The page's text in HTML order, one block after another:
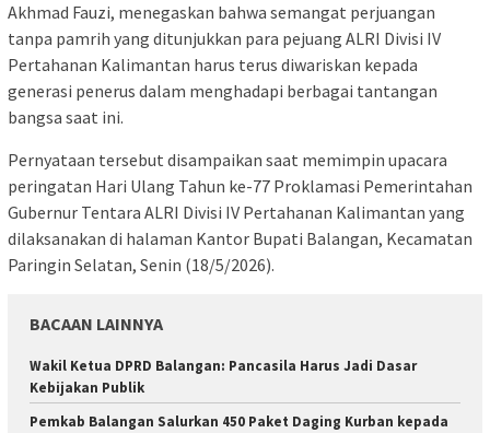
Akhmad Fauzi, menegaskan bahwa semangat perjuangan
tanpa pamrih yang ditunjukkan para pejuang ALRI Divisi IV
Pertahanan Kalimantan harus terus diwariskan kepada
generasi penerus dalam menghadapi berbagai tantangan
bangsa saat ini.
Pernyataan tersebut disampaikan saat memimpin upacara
peringatan Hari Ulang Tahun ke-77 Proklamasi Pemerintahan
Gubernur Tentara ALRI Divisi IV Pertahanan Kalimantan yang
dilaksanakan di halaman Kantor Bupati Balangan, Kecamatan
Paringin Selatan, Senin (18/5/2026).
BACAAN LAINNYA
Wakil Ketua DPRD Balangan: Pancasila Harus Jadi Dasar
Kebijakan Publik
Pemkab Balangan Salurkan 450 Paket Daging Kurban kepada